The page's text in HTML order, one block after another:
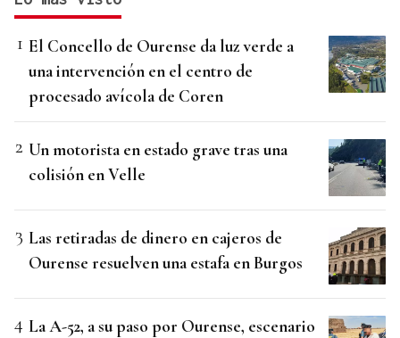
El Concello de Ourense da luz verde a
una intervención en el centro de
procesado avícola de Coren
Un motorista en estado grave tras una
colisión en Velle
Las retiradas de dinero en cajeros de
Ourense resuelven una estafa en Burgos
La A-52, a su paso por Ourense, escenario